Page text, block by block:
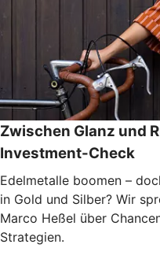
Zwischen Glanz und
Investment-Check
Edelmetalle boomen –
in Gold und Silber? Wir
Marco Heßel über
Strategien.